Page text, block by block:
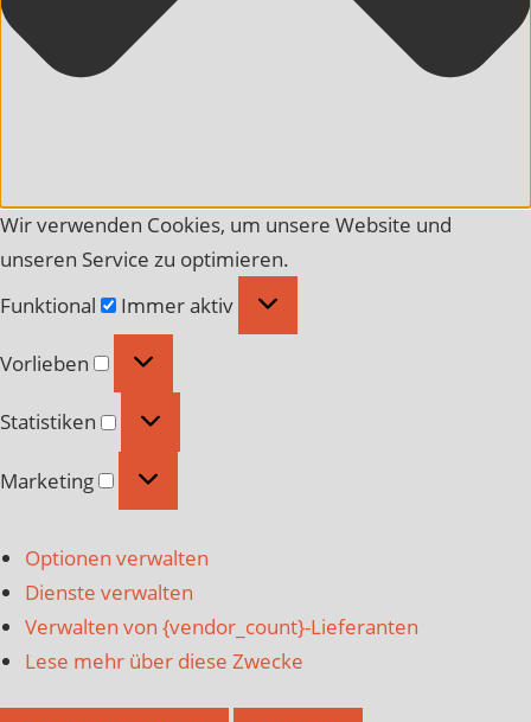
Wir verwenden Cookies, um unsere Website und
unseren Service zu optimieren.
Funktional
Funktional
Immer aktiv
Vorlieben Vorlieben
Statistiken Statistiken
Marketing Marketing
Optionen verwalten
Dienste verwalten
Verwalten von {vendor_count}-Lieferanten
Lese mehr über diese Zwecke